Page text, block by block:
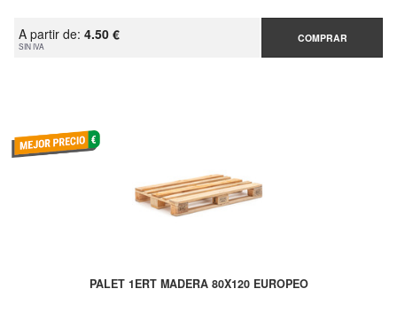
A partir de: 4.50 €
SIN IVA
COMPRAR
PALET 1ERT MADERA 80X120 EUROPEO